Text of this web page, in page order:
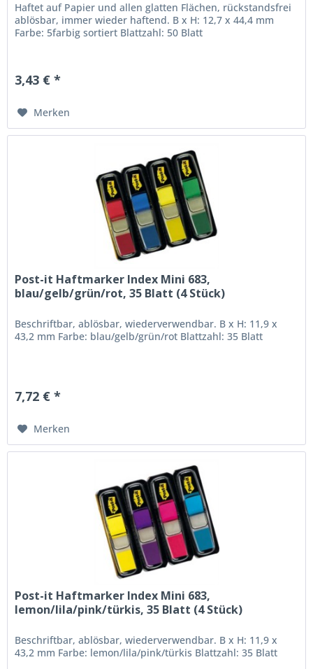
Haftet auf Papier und allen glatten Flächen, rückstandsfrei
ablösbar, immer wieder haftend. B x H: 12,7 x 44,4 mm
Farbe: 5farbig sortiert Blattzahl: 50 Blatt
3,43 € *
Merken
Post-it Haftmarker Index Mini 683,
blau/gelb/grün/rot, 35 Blatt (4 Stück)
Beschriftbar, ablösbar, wiederverwendbar. B x H: 11,9 x
43,2 mm Farbe: blau/gelb/grün/rot Blattzahl: 35 Blatt
7,72 € *
Merken
Post-it Haftmarker Index Mini 683,
lemon/lila/pink/türkis, 35 Blatt (4 Stück)
Beschriftbar, ablösbar, wiederverwendbar. B x H: 11,9 x
43,2 mm Farbe: lemon/lila/pink/türkis Blattzahl: 35 Blatt